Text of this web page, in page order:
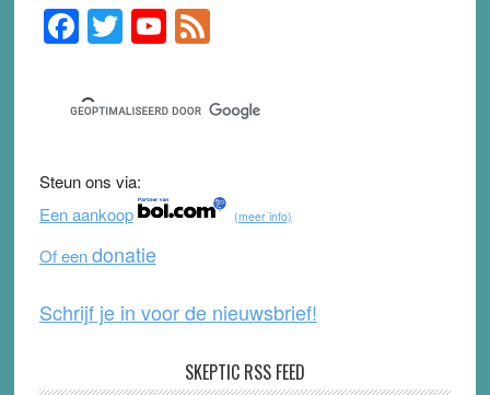
Primary
Sidebar
F
c
e
b
o
o
k
T
tt
er
Y
u
T
b
F
e
d
Steun ons via:
Een aankoop
(meer info)
Of eendonatie
Schrijf je in voor de nieuwsbrief!
SKEPTIC RSS FEED